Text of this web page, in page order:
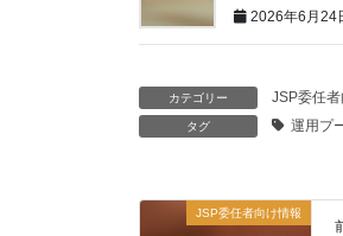
2026年6月24
カテゴリー JSP委任
タグ 運用プ
JSP委任者向け情報